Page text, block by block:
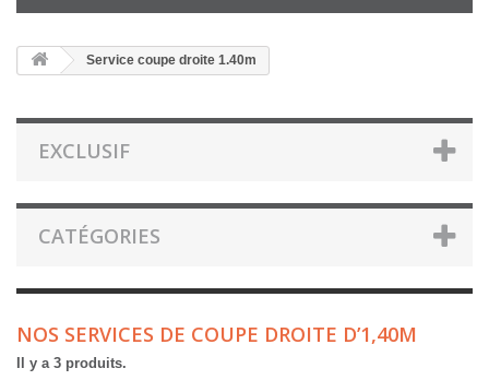
Service coupe droite 1.40m
EXCLUSIF
CATÉGORIES
NOS SERVICES DE COUPE DROITE D’1,40M
Il y a 3 produits.